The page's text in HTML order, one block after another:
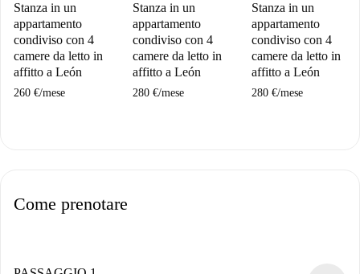
Stanza in un
appartamento
condiviso con 4
camere da letto in
affitto a León
260 €/mese
Stanza in un
appartamento
condiviso con 4
camere da letto in
affitto a León
280 €/mese
Stanza in un
appartamento
condiviso con 4
camere da letto in
affitto a León
280 €/mese
Come prenotare